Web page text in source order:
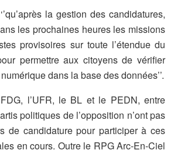
la gestion des candidatures,
les prochaines heures les missions
provisoires sur toute l’étendue du
permettre aux citoyens de vérifier
dans la base des données’’.
l’UFR, le BL et le PEDN, entre
politiques de l’opposition n’ont pas
de candidature pour participer à ces
en cours. Outre le RPG Arc-En-Ciel